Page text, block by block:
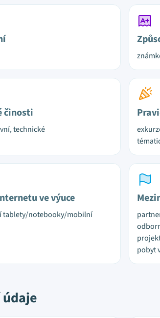
činosti
technické
ve výuce
tablety/notebooky/mobilní
pobyt